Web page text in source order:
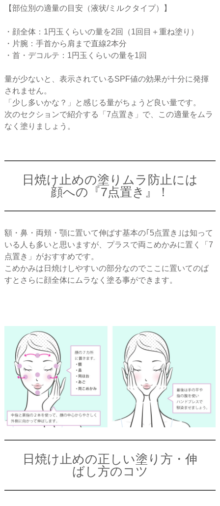
【部位別の適量の目安（液状/ミルクタイプ）】
・顔全体：1円玉くらいの量を2回（1回目＋重ね塗り）
・片腕：手首から肩まで直線2本分
・首・デコルテ：1円玉くらいの量を1回
量が少ないと、表示されているSPF値の効果が十分に発揮
されません。
「少し多いかな？」と感じる量がちょうど良い量です。
次のセクションで紹介する「7点置き」で、この適量をムラ
なく塗りましょう。
日焼け止めの塗りムラ防止には
顔への『7点置き』！
額・鼻・両頬・顎に置いて伸ばす基本の｢5点置き｣は知って
いる人も多いと思いますが、プラスで両こめかみに置く「7
点置き」がおすすめです。
こめかみは日焼けしやすいの部分なのでここに置いてのば
すとさらに顔全体にムラなく塗る事ができます。
日焼け止めの正しい塗り方・伸
ばし方のコツ